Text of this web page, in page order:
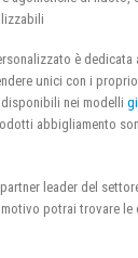
è
unici con i
disponibili nei modelli
abbigliamento
leader del
potrai trovare le